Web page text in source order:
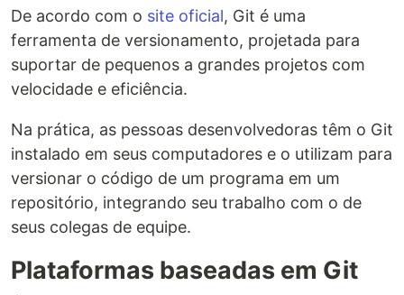
De acordo com o site oficial, Git é uma
ferramenta de versionamento, projetada para
suportar de pequenos a grandes projetos com
velocidade e eficiência.
Na prática, as pessoas desenvolvedoras têm o Git
instalado em seus computadores e o utilizam para
versionar o código de um programa em um
repositório, integrando seu trabalho com o de
seus colegas de equipe.
Plataformas baseadas em Git